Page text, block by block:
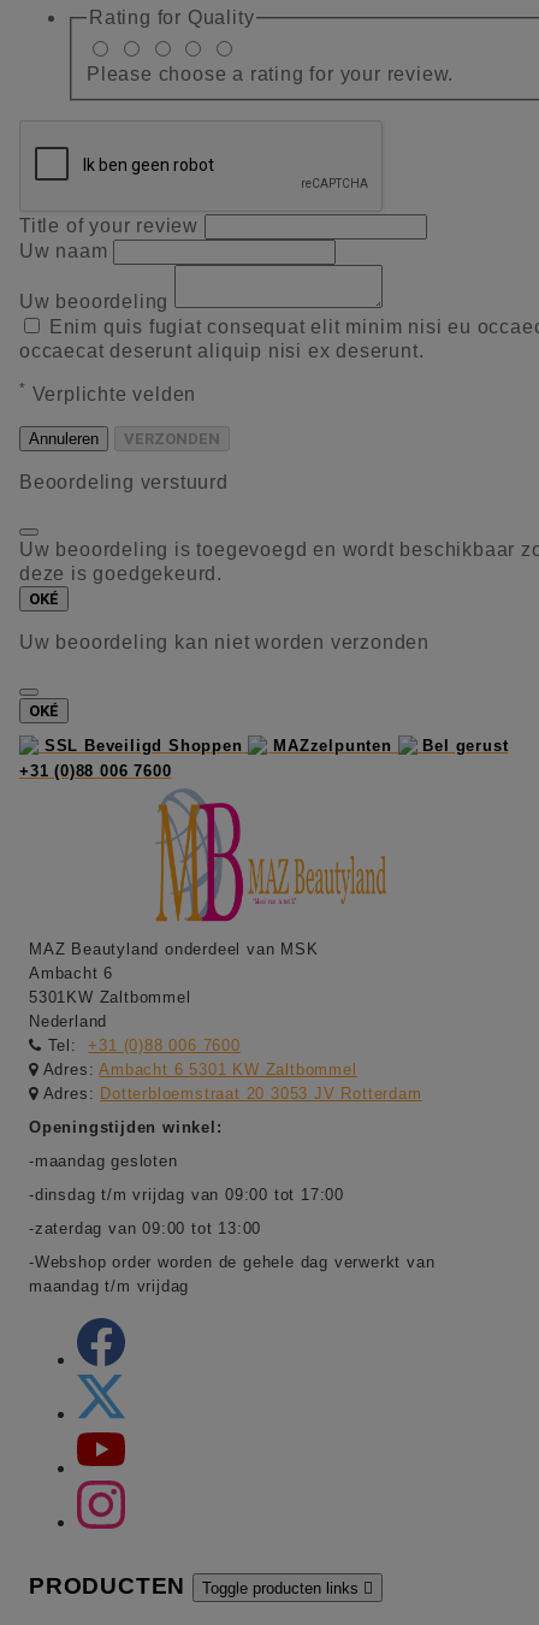
Rating for Quality
Please choose a rating for your review.
Title of your review
Uw naam
Uw beoordeling
Enim quis fugiat consequat elit minim nisi eu
occaecat deserunt aliquip nisi ex deserunt.
* Verplichte velden
Annuleren VERZONDEN
Beoordeling verstuurd
Uw beoordeling is toegevoegd en wordt beschikbaar
deze is goedgekeurd.
OKÉ
Uw beoordeling kan niet worden verzonden
OKÉ
SSL Beveiligd Shoppen
MAZzelpunten
Bel gerust
+31 (0)88 006 7600
MAZ Beautyland onderdeel van MSK
Ambacht 6
5301KW Zaltbommel
Nederland
Tel:
+31 (0)88 006 7600
Adres:Ambacht 6 5301 KW Zaltbommel
Adres: Dotterbloemstraat 20 3053 JV Rotterdam
Openingstijden winkel:
-maandag gesloten
-dinsdag t/m vrijdag van 09:00 tot 17:00
-zaterdag van 09:00 tot 13:00
-Webshop order worden de gehele dag verwerkt van
maandag t/m vrijdag
PRODUCTEN Toggle producten links 